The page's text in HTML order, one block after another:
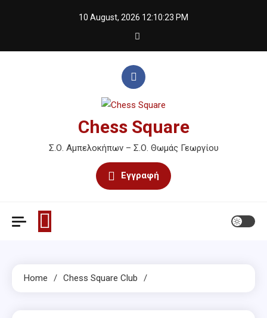
10 August, 2026 12:10:23 PM
Chess Square
Σ.Ο. Αμπελοκήπων – Σ.Ο. Θωμάς Γεωργίου
Εγγραφή
Home Chess Square Club